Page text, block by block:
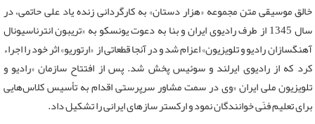
خالق موسیقی متن مجموعه «هزار دستان» به کارگردانی زنده یاد علی حاتمی، در
سال 1345 از طرف رادیوی ایران و بنا به دعوت یونسکو به «تریبون انترناسیونال
آهنگسازان رادیو و تلویزیون» اعزام شد و در آنجا قطعاتی از «ارتوریو» اثر خود را اجراء
کرد که از رادیوی ایرلند و سوئیس پخش شد. پس از افتتاح سازمان «رادیو و
تلویزیون ملی ایران «وی در سمت مشاور سرپرستی اقدام به تأسیس کلاس‌هایی
برای تعلیم فنّی خوانندگان نمود و ارکستر سازهای ایرانی را تشکیل داد.